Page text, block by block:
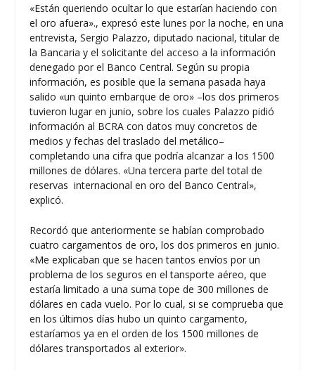
«Están queriendo ocultar lo que estarían haciendo con
el oro afuera»., expresó este lunes por la noche, en una
entrevista, Sergio Palazzo, diputado nacional, titular de
la Bancaria y el solicitante del acceso a la información
denegado por el Banco Central. Según su propia
información, es posible que la semana pasada haya
salido «un quinto embarque de oro» –los dos primeros
tuvieron lugar en junio, sobre los cuales Palazzo pidió
información al BCRA con datos muy concretos de
medios y fechas del traslado del metálico–
completando una cifra que podría alcanzar a los 1500
millones de dólares. «Una tercera parte del total de
reservas internacional en oro del Banco Central»,
explicó.
Recordó que anteriormente se habían comprobado
cuatro cargamentos de oro, los dos primeros en junio.
«Me explicaban que se hacen tantos envíos por un
problema de los seguros en el tansporte aéreo, que
estaría limitado a una suma tope de 300 millones de
dólares en cada vuelo. Por lo cual, si se comprueba que
en los últimos días hubo un quinto cargamento,
estaríamos ya en el orden de los 1500 millones de
dólares transportados al exterior».